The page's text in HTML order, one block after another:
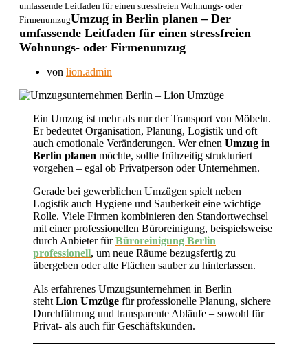
umfassende Leitfaden für einen stressfreien Wohnungs- oder
FirmenumzugUmzug in Berlin planen – Der
umfassende Leitfaden für einen stressfreien
Wohnungs- oder Firmenumzug
von lion.admin
Ein Umzug ist mehr als nur der Transport von Möbeln.
Er bedeutet Organisation, Planung, Logistik und oft
auch emotionale Veränderungen. Wer einen Umzug in
Berlin planen möchte, sollte frühzeitig strukturiert
vorgehen – egal ob Privatperson oder Unternehmen.
Gerade bei gewerblichen Umzügen spielt neben
Logistik auch Hygiene und Sauberkeit eine wichtige
Rolle. Viele Firmen kombinieren den Standortwechsel
mit einer professionellen Büroreinigung, beispielsweise
durch Anbieter fürBüroreinigung Berlin
professionell, um neue Räume bezugsfertig zu
übergeben oder alte Flächen sauber zu hinterlassen.
Als erfahrenes Umzugsunternehmen in Berlin
steht Lion Umzüge für professionelle Planung, sichere
Durchführung und transparente Abläufe – sowohl für
Privat- als auch für Geschäftskunden.